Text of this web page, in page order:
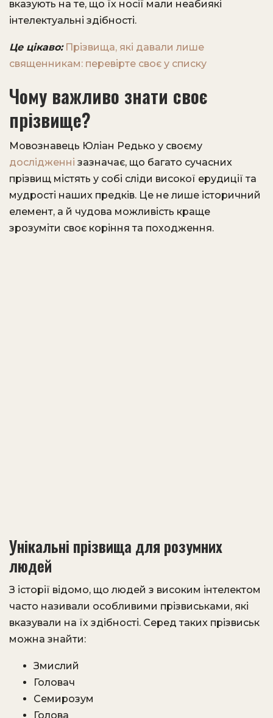
вказують на те, що їх носії мали неабиякі
інтелектуальні здібності.
Це цікаво: Прізвища, які давали лише
священникам: перевірте своє у списку
Чому важливо знати своє
прізвище?
Мовознавець Юліан Редько у своєму
дослідженні зазначає, що багато сучасних
прізвищ містять у собі сліди високої ерудиції та
мудрості наших предків. Це не лише історичний
елемент, а й чудова можливість краще
зрозуміти своє коріння та походження.
Унікальні прізвища для розумних
людей
З історії відомо, що людей з високим інтелектом
часто називали особливими прізвиськами, які
вказували на їх здібності. Серед таких прізвиськ
можна знайти:
Змислий
Головач
Семирозум
Голова